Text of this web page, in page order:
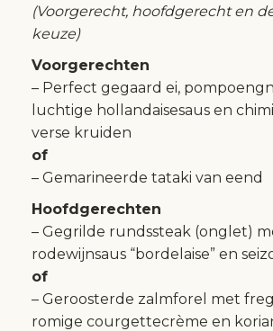
(Voorgerecht, hoofdgerecht en
keuze)
Voorgerechten
– Perfect gegaard ei,
luchtige hollandaisesaus en
verse kruiden
of
– Gemarineerde tataki van eend
Hoofdgerechten
– Gegrilde rundssteak (onglet)
rodewijnsaus “bordelaise” en
of
– Geroosterde zalmforel met
romige courgettecrème en